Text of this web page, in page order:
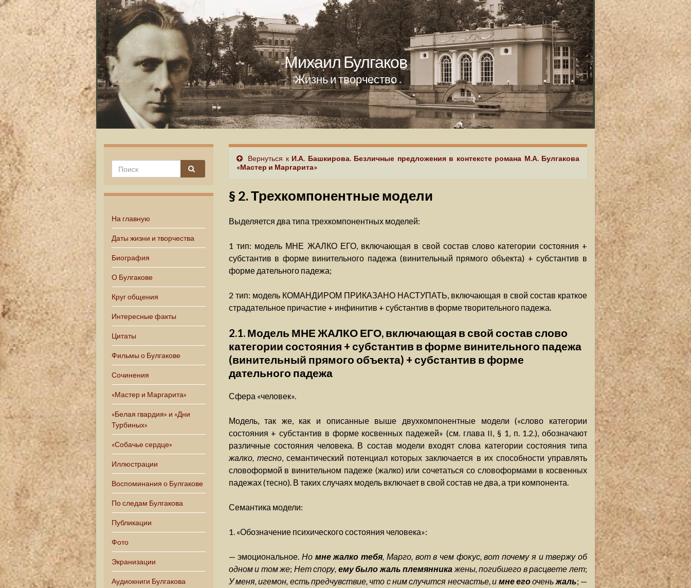
Михаил Булгаков
Жизнь и творчество
На главную
Даты жизни и творчества
Биография
О Булгакове
Круг общения
Интересные факты
Цитаты
Фильмы о Булгакове
Сочинения
«Мастер и Маргарита»
«Белая гвардия» и «Дни
Турбиных»
«Собачье сердце»
Иллюстрации
Воспоминания о Булгакове
По следам Булгакова
Публикации
Фото
Экранизации
Аудиокниги Булгакова
Вернуться к И.А. Башкирова. Безличные предложения в контексте романа М.А. Булгакова
«Мастер и Маргарита»
§ 2. Трехкомпонентные модели
Выделяется два типа трехкомпонентных моделей:
1 тип: модель МНЕ ЖАЛКО ЕГО, включающая в свой состав слово категории состояния +
субстантив в форме винительного падежа (винительный прямого объекта) + субстантив в
форме дательного падежа;
2 тип: модель КОМАНДИРОМ ПРИКАЗАНО НАСТУПАТЬ, включающая в свой состав краткое
страдательное причастие + инфинитив + субстантив в форме творительного падежа.
2.1. Модель МНЕ ЖАЛКО ЕГО, включающая в свой состав слово
категории состояния + субстантив в форме винительного падежа
(винительный прямого объекта) + субстантив в форме
дательного падежа
Сфера «человек».
Модель, так же, как и описанные выше двухкомпонентные модели («слово категории
состояния + субстантив в форме косвенных падежей» (см. глава II, § 1, п. 1.2.), обозначают
различные состояния человека. В состав модели входят слова категории состояния типа
жалко, тесно, семантический потенциал которых заключается в их способности управлять
словоформой в винительном падеже (жалко) или сочетаться со словоформами в косвенных
падежах (тесно). В таких случаях модель включает в свой состав не два, а три компонента.
Семантика модели:
1. «Обозначение психического состояния человека»:
— эмоциональное. Но мне жалко тебя, Марго, вот в чем фокус, вот почему я и твержу об
одном и том же; Нет спору, ему было жаль племянника жены, погибшего в расцвете лет;
У меня, игемон, есть предчувствие, что с ним случится несчастье, и мне егоочень жаль; —